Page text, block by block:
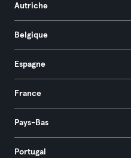
Autriche
Belgique
Espagne
France
Pays-Bas
Portugal